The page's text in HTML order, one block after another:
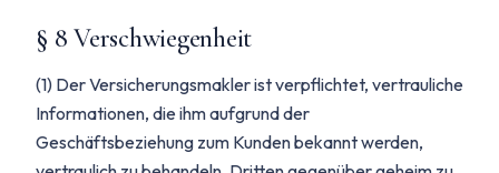
§ 8 Verschwiegenheit
(1) Der Versicherungsmakler ist verpflichtet, vertrauliche
Informationen, die ihm aufgrund der
Geschäftsbeziehung zum Kunden bekannt werden,